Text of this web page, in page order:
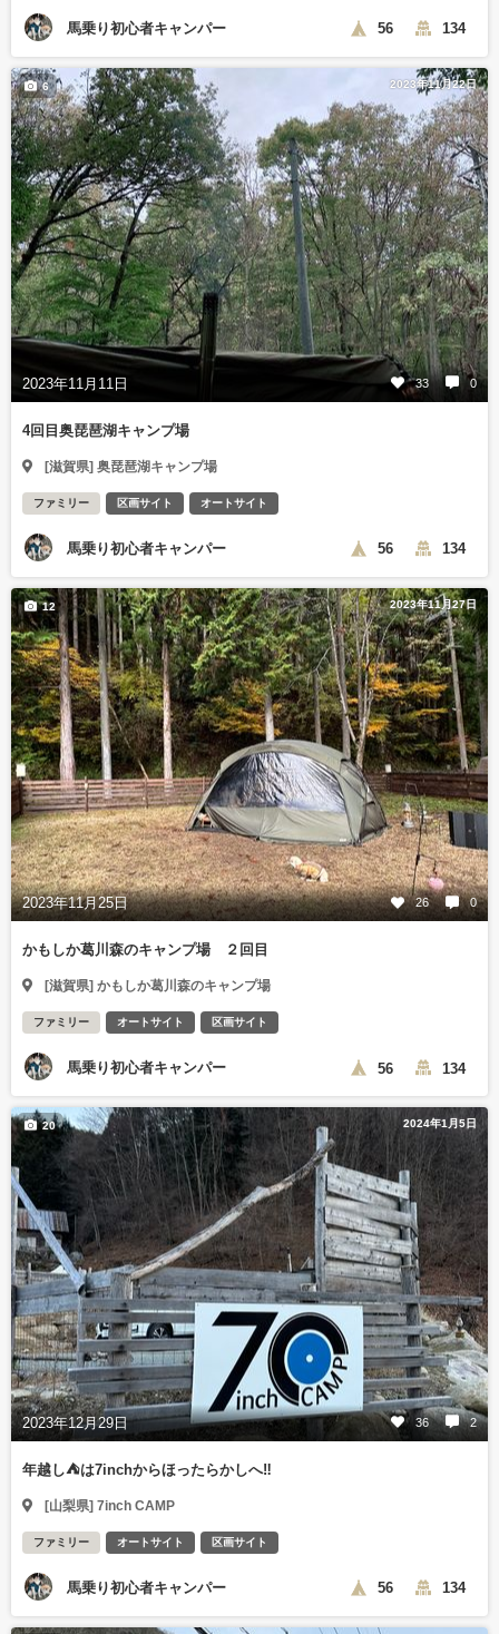
馬乗り初心者キャンパー 56 134
2023年11月22日
2023年11月11日 33 0
6
4回目奥琵琶湖キャンプ場
[滋賀県] 奥琵琶湖キャンプ場
ファミリー 区画サイト オートサイト
馬乗り初心者キャンパー 56 134
2023年11月27日
2023年11月25日 26 0
12
かもしか葛川森のキャンプ場 ２回目
[滋賀県] かもしか葛川森のキャンプ場
ファミリー オートサイト 区画サイト
馬乗り初心者キャンパー 56 134
2024年1月5日
2023年12月29日 36 2
20
年越し⛺️は7inchからほったらかしへ‼️
[山梨県] 7inch CAMP
ファミリー オートサイト 区画サイト
馬乗り初心者キャンパー 56 134